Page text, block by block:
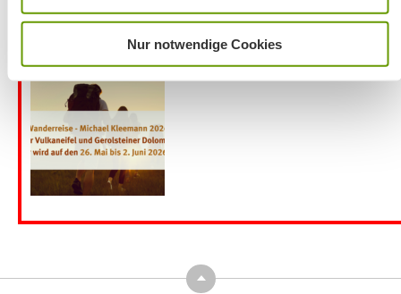
Nur notwendige Cookies
Aktuelles zu den Wanderreisen von Michael Kleemann
Top